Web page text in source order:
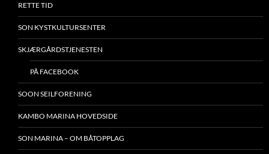
RETTE TID
SON KYSTKULTURSENTER
SKJÆRGÅRDSTJENESTEN
PÅ FACEBOOK
SOON SEILFORENING
KAMBO MARINA HOVEDSIDE
SON MARINA – OM BÅTOPPLAG